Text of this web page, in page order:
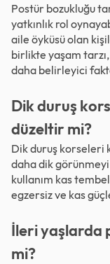
Postür bozukluğu
yatkınlık rol
aile öyküsü olan
birlikte yaşam tarzı,
daha belirleyici
Dik duruş
düzeltir mi?
Dik duruş korseleri
daha dik
kullanım kas
egzersiz ve kas
İleri yaşlarda
mi?